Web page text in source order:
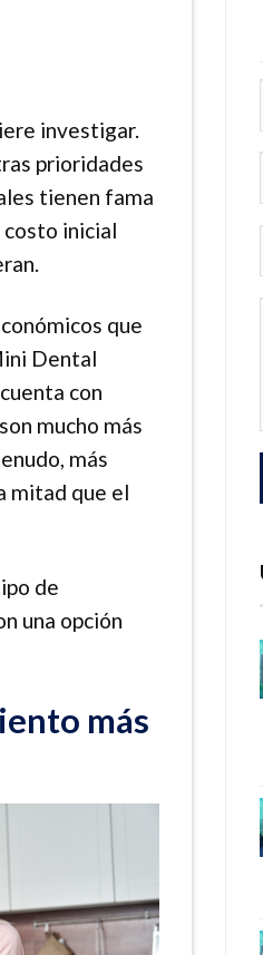
investigar.
prioridades
tienen fama
costo inicial
que
Dental
con
mucho más
más
mitad que el
de
una opción
más